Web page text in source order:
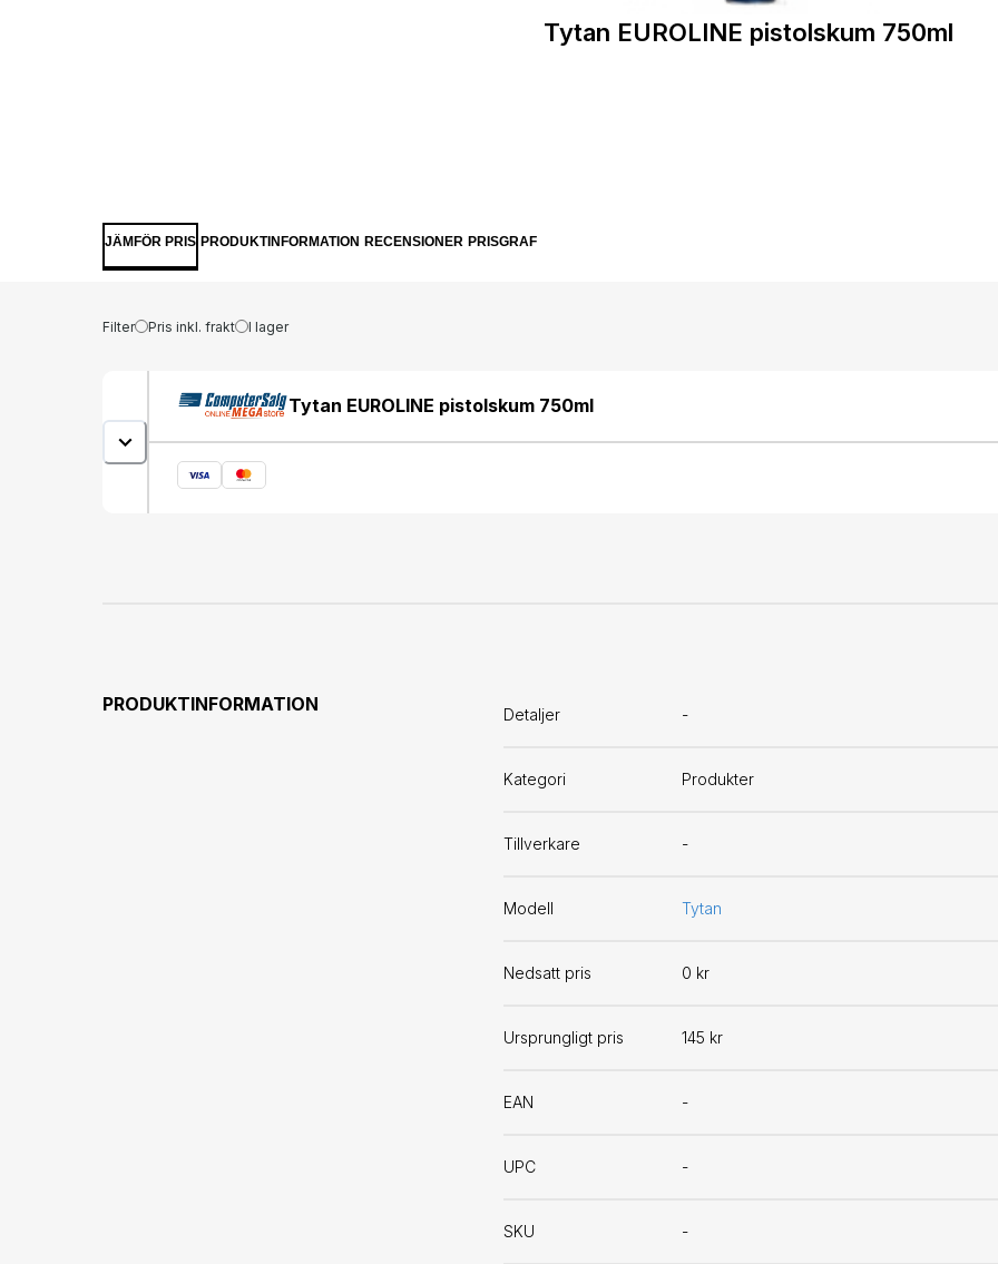
Tytan EUROLINE pistolskum 750ml
JÄMFÖR PRIS PRODUKTINFORMATION RECENSIONER PRISGRAF
Filter Pris inkl. frakt I lager
Tytan EUROLINE pistolskum 750ml
PRODUKTINFORMATION
Detaljer -
Kategori Produkter
Tillverkare -
Modell Tytan
Nedsatt pris 0 kr
Ursprungligt pris 145 kr
EAN -
UPC -
SKU -